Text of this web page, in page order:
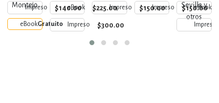
Montejo
Impreso $140.00
eBookGratuito
rojoeBook $225.00
Impreso $300.00
Impreso $150.00
Impreso $150.00
Sevilla y
otros
eBook
Impreso